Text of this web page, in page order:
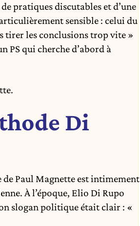
pratiques discutables et d’une
sensible : celui du
tirer les conclusions trop vite »
PS qui cherche d’abord à
Di
Paul Magnette est intimement
À l’époque, Elio Di Rupo
slogan politique était clair : «